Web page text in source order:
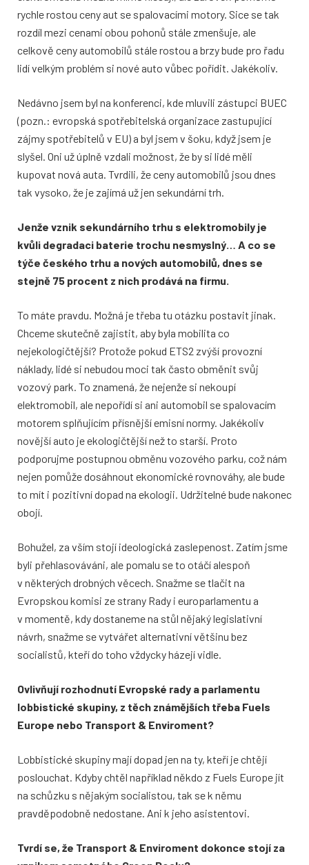
rychle rostou ceny aut se spalovacími motory. Sice se tak
rozdíl mezi cenami obou pohonů stále zmenšuje, ale
celkově ceny automobilů stále rostou a brzy bude pro řadu
lidí velkým problém si nové auto vůbec pořídit. Jakékoliv.
Nedávno jsem byl na konferenci, kde mluvili zástupci BUEC
(pozn.: evropská spotřebitelská organizace zastupující
zájmy spotřebitelů v EU) a byl jsem v šoku, když jsem je
slyšel. Oni už úplně vzdali možnost, že by si lidé měli
kupovat nová auta. Tvrdili, že ceny automobilů jsou dnes
tak vysoko, že je zajímá už jen sekundární trh.
Jenže vznik sekundárního trhu s elektromobily je
kvůli degradaci baterie trochu nesmyslný… A co se
týče českého trhu a nových automobilů, dnes se
stejně 75 procent z nich prodává na firmu.
To máte pravdu. Možná je třeba tu otázku postavit jinak.
Chceme skutečně zajistit, aby byla mobilita co
nejekologičtější? Protože pokud ETS2 zvýší provozní
náklady, lidé si nebudou moci tak často obměnit svůj
vozový park. To znamená, že nejenže si nekoupí
elektromobil, ale nepořídí si ani automobil se spalovacím
motorem splňujícím přísnější emisní normy. Jakékoliv
novější auto je ekologičtější než to starší. Proto
podporujme postupnou obměnu vozového parku, což nám
nejen pomůže dosáhnout ekonomické rovnováhy, ale bude
to mít i pozitivní dopad na ekologii. Udržitelné bude nakonec
obojí.
Bohužel, za vším stojí ideologická zaslepenost. Zatím jsme
byli přehlasováváni, ale pomalu se to otáčí alespoň
v některých drobných věcech. Snažme se tlačit na
Evropskou komisi ze strany Rady i europarlamentu a
v momentě, kdy dostaneme na stůl nějaký legislativní
návrh, snažme se vytvářet alternativní většinu bez
socialistů, kteří do toho vždycky házejí vidle.
Ovlivňují rozhodnutí Evropské rady a parlamentu
lobbistické skupiny, z těch známějších třeba Fuels
Europe nebo Transport & Enviroment?
Lobbistické skupiny mají dopad jen na ty, kteří je chtějí
poslouchat. Kdyby chtěl například někdo z Fuels Europe jít
na schůzku s nějakým socialistou, tak se k němu
pravděpodobně nedostane. Ani k jeho asistentovi.
Tvrdí se, že Transport & Enviroment dokonce stojí za